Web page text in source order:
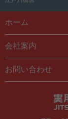
ホーム
会社案内
お問い合わせ